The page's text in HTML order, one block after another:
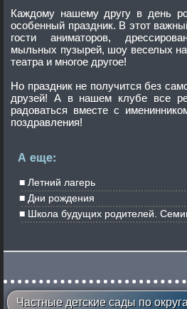
Каждому нашему другу в день
особенный праздник. В этот
гости аниматоров, дрессированных животных, шоу
мыльных пузырей, шоу веселых научных
театра и многое другое!
Но праздник не получится без самого главного - настоящих
друзей! А в нашем клубе все ребята
радоваться вместе с
поздравления!
А еще:
Летний лагерь
Дни рождения
Школа будущих родителей.
Частные детские сады по